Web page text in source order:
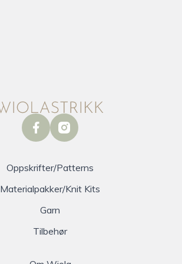
facebookinstagram
Oppskrifter/Patterns
Materialpakker/Knit Kits
Garn
Tilbehør